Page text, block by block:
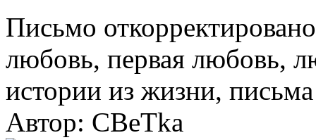
Письмо
любовь, первая любовь,
истории из жизни, письма
Автор: CBeTka